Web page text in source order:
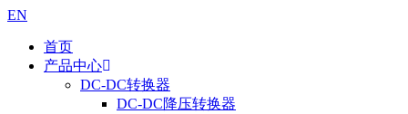
EN
首页
产品中心
DC-DC转换器
DC-DC降压转换器